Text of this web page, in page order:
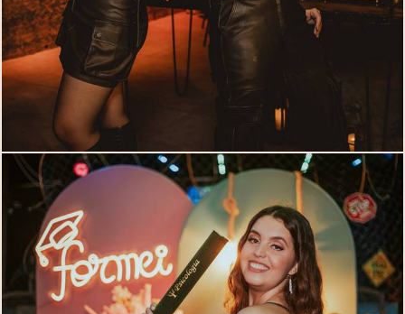
140 0